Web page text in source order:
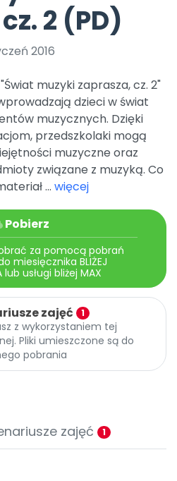
2 (PD)
2016
muzyki zaprasza, cz. 2"
dzieci w świat
muzycznych. Dzięki
przedszkolaki mogą
muzyczne oraz
związane z muzyką. Co
... więcej
Pobierz
za pomocą pobrań
miesięcznika BLIŻEJ
lub usługi bliżej MAX
zajęć 1
z wykorzystaniem tej
Pliki umieszczone są do
pobrania
zajęć 1